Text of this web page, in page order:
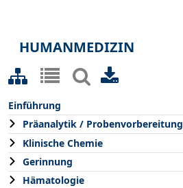
HUMANMEDIZIN
Einführung
Präanalytik / Probenvorbereitung
Klinische Chemie
Gerinnung
Hämatologie